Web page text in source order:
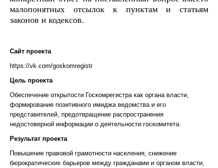
малопонятных отсылок к пунктам и статьям
законов и кодексов.
Сайт проекта
https://vk.com/goskomregistr
Цель проекта
Обеспечение открытости Госкомрегистра как органа власти,
формирование позитивного имиджа ведомства и его
представителей, предотвращение распространения
недостоверной информации о деятельности госкомитета.
Результат проекта
Повышение правовой грамотности населения, снижение
бюрократических барьеров между гражданами и органом власти,